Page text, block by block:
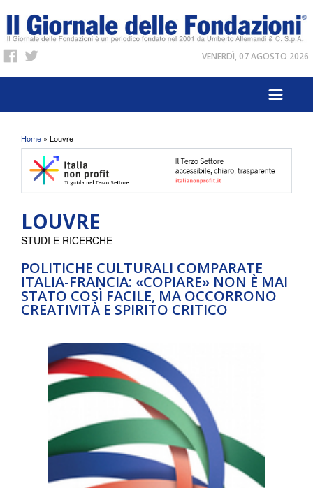
VENERDÌ, 07 AGOSTO 2026
Tu sei qui
Home » Louvre
LOUVRE
POLITICHE CULTURALI COMPARATE
ITALIA-FRANCIA: «COPIARE» NON È MAI
STATO COSÌ FACILE, MA OCCORRONO
CREATIVITÀ E SPIRITO CRITICO
STUDI E RICERCHE